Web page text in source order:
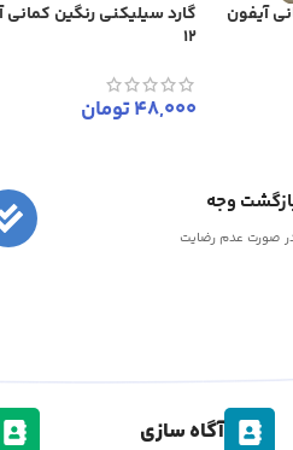
آیفون
گارد سیلیکنی رنگین کمانی
12
48,000تومان
وجه
صورت عدم رضایت
آگاه سازی